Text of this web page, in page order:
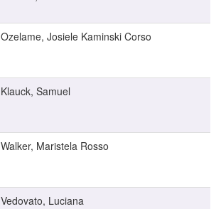
Ozelame, Josiele Kaminski Corso
Klauck, Samuel
Walker, Maristela Rosso
Vedovato, Luciana